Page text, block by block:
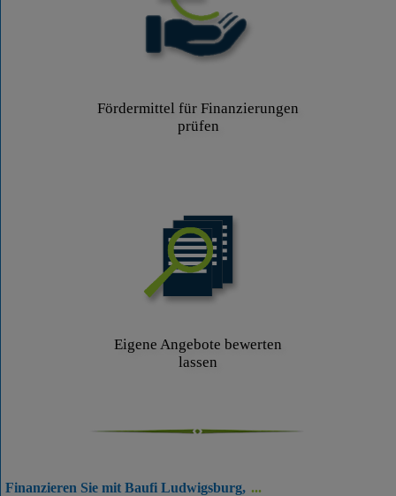
Fördermittel für Finanzierungen
prüfen
Eigene Angebote bewerten
lassen
Finanzieren Sie mit Baufi Ludwigsburg,